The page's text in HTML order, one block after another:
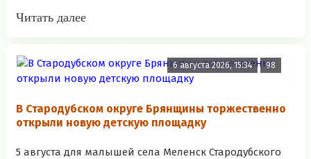
Читать далее
6 августа 2026, 15:34 98
В Стародубском округе Брянщины торжественно
открыли новую детскую площадку
5 августа для малышей села Меленск Стародубского